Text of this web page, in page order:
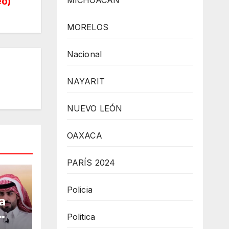
MORELOS
Nacional
NAYARIT
NUEVO LEÓN
OAXACA
PARÍS 2024
Policia
Politica